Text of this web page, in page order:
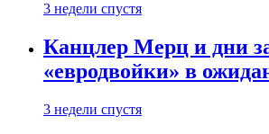
3 недели спустя
Канцлер Мерц и дни
«евродвойки» в
3 недели спустя